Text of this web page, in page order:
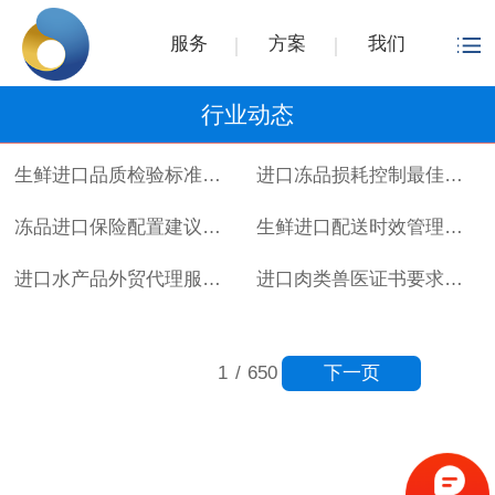
服务 方案 我们
行业动态
生鲜进口品质检验标准详解 进口冻品损耗控制最佳实践
冻品进口保险配置建议指南 生鲜进口配送时效管理方案
进口水产品外贸代理服务流程 进口肉类兽医证书要求详解
1 / 650 下一页